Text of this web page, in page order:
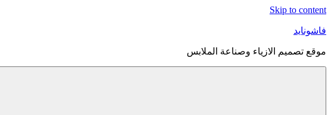
Skip to content
فاشونايد
موقع تصميم الازياء وصناعة الملابس